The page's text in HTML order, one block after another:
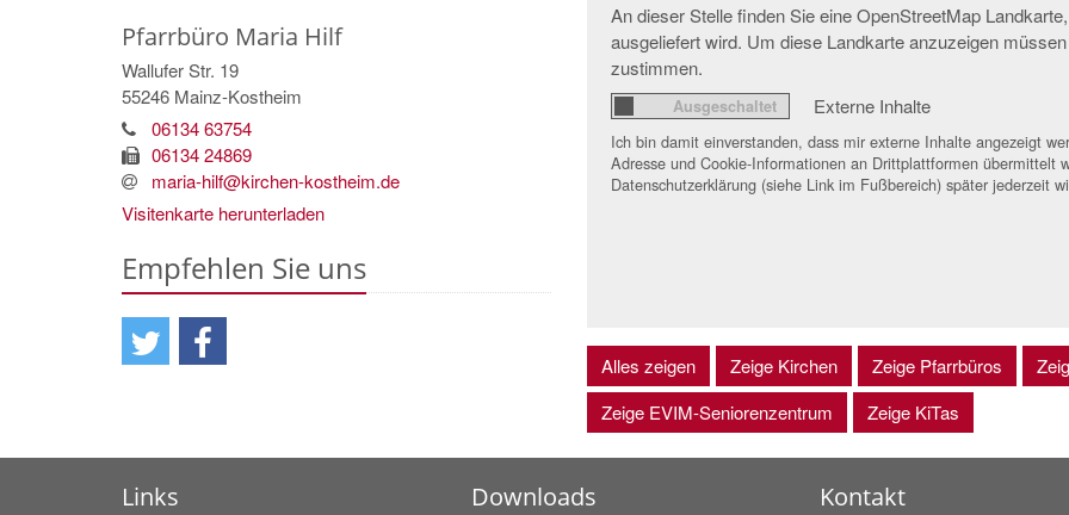
Pfarrbüro Maria Hilf
Wallufer Str. 19
55246 Mainz-Kostheim
06134 63754
06134 24869
maria-hilf@kirchen-kostheim.de
Visitenkarte herunterladen
Empfehlen Sie uns
An dieser Stelle finden Sie eine OpenStreetMap
ausgeliefert wird. Um diese Landkarte anzuzeigen
zustimmen.
Externe Inhalte
Ich bin damit einverstanden, dass mir externe Inhalte angezeigt
Adresse und Cookie-Informationen an Drittplattformen übermittelt
Datenschutzerklärung (siehe Link im Fußbereich) später jederzeit
Alles zeigen Zeige Kirchen Zeige Pfarrbüros
Zeige EVIM-Seniorenzentrum
Zeige KiTas
Links Downloads
Kontakt